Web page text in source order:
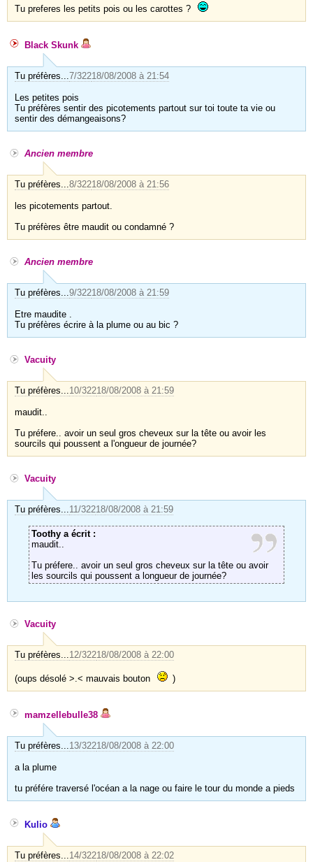
Tu preferes les petits pois ou les carottes ?
Black Skunk
Tu préfères...7/32218/08/2008 à 21:54
Les petites pois
Tu préfères sentir des picotements partout sur toi toute ta vie ou
sentir des démangeaisons?
Ancien membre
Tu préfères...8/32218/08/2008 à 21:56
les picotements partout.
Tu préfères être maudit ou condamné ?
Ancien membre
Tu préfères...9/32218/08/2008 à 21:59
Etre maudite .
Tu préfères écrire à la plume ou au bic ?
Vacuity
Tu préfères...10/32218/08/2008 à 21:59
maudit..
Tu préfere.. avoir un seul gros cheveux sur la tête ou avoir les
sourcils qui poussent a l'ongueur de journée?
Vacuity
Tu préfères...11/32218/08/2008 à 21:59
Toothy a écrit :
maudit..
Tu préfere.. avoir un seul gros cheveux sur la tête ou avoir
les sourcils qui poussent a longueur de journée?
Vacuity
Tu préfères...12/32218/08/2008 à 22:00
(oups désolé >.< mauvais bouton )
mamzellebulle38
Tu préfères...13/32218/08/2008 à 22:00
a la plume
tu préfére traversé l'océan a la nage ou faire le tour du monde a pieds
Kulio
Tu préfères...14/32218/08/2008 à 22:02